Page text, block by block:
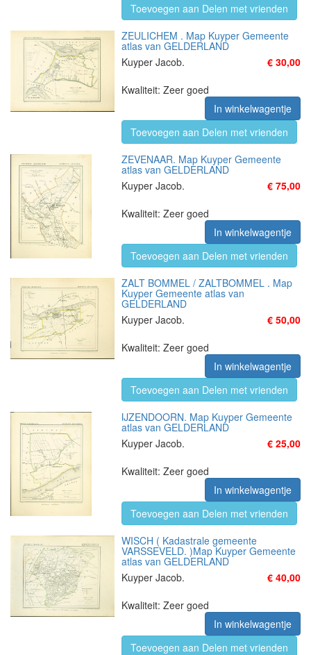
Toevoegen aan Delen met vrienden
ZEULICHEM . Map Kuyper Gemeente
atlas van GELDERLAND
Kuyper Jacob.
€ 30,00
Kwaliteit: Zeer goed
In winkelwagentje
Toevoegen aan Delen met vrienden
ZEVENAAR. Map Kuyper Gemeente
atlas van GELDERLAND
Kuyper Jacob.
€ 75,00
Kwaliteit: Zeer goed
In winkelwagentje
Toevoegen aan Delen met vrienden
ZALT BOMMEL / ZALTBOMMEL . Map
Kuyper Gemeente atlas van
GELDERLAND
Kuyper Jacob.
€ 50,00
Kwaliteit: Zeer goed
In winkelwagentje
Toevoegen aan Delen met vrienden
IJZENDOORN. Map Kuyper Gemeente
atlas van GELDERLAND
Kuyper Jacob.
€ 25,00
Kwaliteit: Zeer goed
In winkelwagentje
Toevoegen aan Delen met vrienden
WISCH ( Kadastrale gemeente
VARSSEVELD. )Map Kuyper Gemeente
atlas van GELDERLAND
Kuyper Jacob.
€ 40,00
Kwaliteit: Zeer goed
In winkelwagentje
Toevoegen aan Delen met vrienden